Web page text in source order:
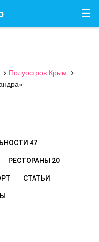
☰
 Полуостров Крым

47
РЕСТОРАНЫ 20
СТАТЬИ